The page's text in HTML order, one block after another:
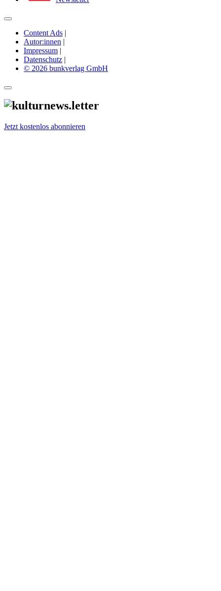
Content Ads |
Autor:innen |
Impressum |
Datenschutz |
© 2026 bunkverlag GmbH
Jetzt kostenlos abonnieren